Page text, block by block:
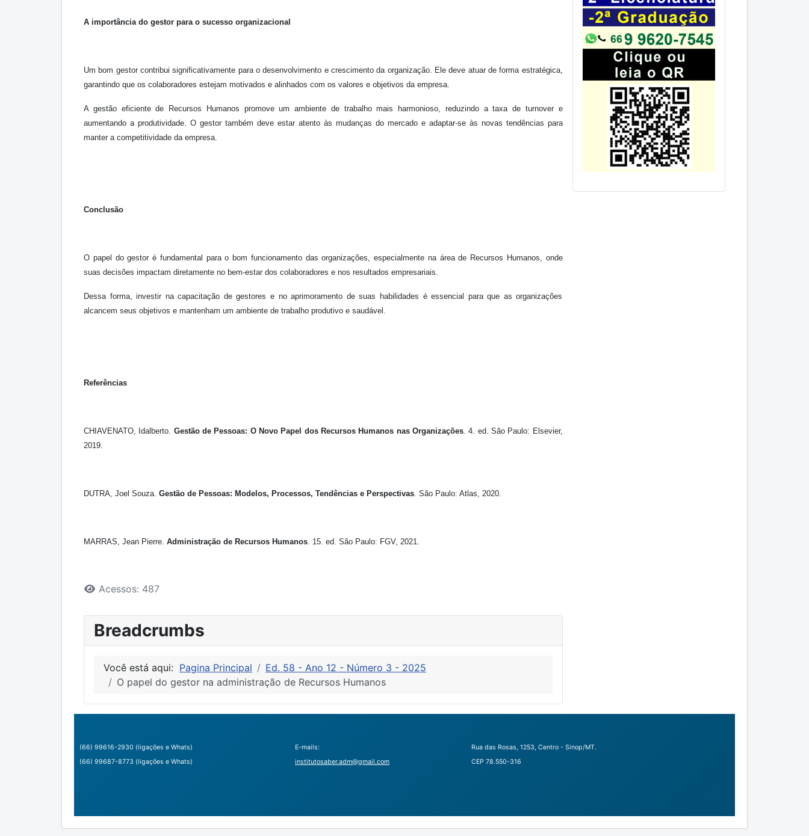
A importância do gestor para o sucesso organizacional
Um bom gestor contribui significativamente para o desenvolvimento e crescimento da organização. Ele deve atuar de forma estratégica,
garantindo que os colaboradores estejam motivados e alinhados com os valores e objetivos da empresa.
A gestão eficiente de Recursos Humanos promove um ambiente de trabalho mais harmonioso, reduzindo a taxa de turnover e
aumentando a produtividade. O gestor também deve estar atento às mudanças do mercado e adaptar-se às novas tendências para
manter a competitividade da empresa.
Conclusão
O papel do gestor é fundamental para o bom funcionamento das organizações, especialmente na área de Recursos Humanos, onde
suas decisões impactam diretamente no bem-estar dos colaboradores e nos resultados empresariais.
Dessa forma, investir na capacitação de gestores e no aprimoramento de suas habilidades é essencial para que as organizações
alcancem seus objetivos e mantenham um ambiente de trabalho produtivo e saudável.
Referências
CHIAVENATO, Idalberto. Gestão de Pessoas: O Novo Papel dos Recursos Humanos nas Organizações. 4. ed. São Paulo: Elsevier,
2019.
DUTRA, Joel Souza. Gestão de Pessoas: Modelos, Processos, Tendências e Perspectivas. São Paulo: Atlas, 2020.
MARRAS, Jean Pierre. Administração de Recursos Humanos. 15. ed. São Paulo: FGV, 2021.
Detalhes
Acessos: 487
Breadcrumbs
Você está aqui: Pagina Principal
Ed. 58 - Ano 12 - Número 3 - 2025
O papel do gestor na administração de Recursos Humanos
(66) 99616-2930 (ligações e Whats)
(66) 99687-8773 (ligações e Whats)
E-mails:
institutosaber.adm@gmail.com
Rua das Rosas, 1253, Centro - Sinop/MT.
CEP 78.550-316